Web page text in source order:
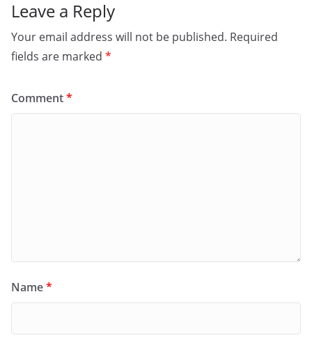
Leave a Reply
Your email address will not be published. Required
fields are marked *
Comment*
Name*